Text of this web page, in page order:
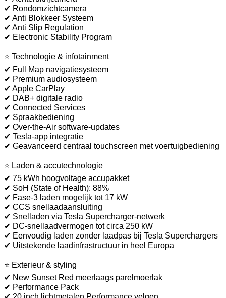
✔ Rondomzichtcamera
✔ Anti Blokkeer Systeem
✔ Anti Slip Regulation
✔ Electronic Stability Program
⭐ Technologie & infotainment
✔ Full Map navigatiesysteem
✔ Premium audiosysteem
✔ Apple CarPlay
✔ DAB+ digitale radio
✔ Connected Services
✔ Spraakbediening
✔ Over-the-Air software-updates
✔ Tesla-app integratie
✔ Geavanceerd centraal touchscreen met voertuigbediening
⭐ Laden & accutechnologie
✔ 75 kWh hoogvoltage accupakket
✔ SoH (State of Health): 88%
✔ Fase-3 laden mogelijk tot 17 kW
✔ CCS snellaadaansluiting
✔ Snelladen via Tesla Supercharger-netwerk
✔ DC-snellaadvermogen tot circa 250 kW
✔ Eenvoudig laden zonder laadpas bij Tesla Superchargers
✔ Uitstekende laadinfrastructuur in heel Europa
⭐ Exterieur & styling
✔ New Sunset Red meerlaags parelmoerlak
✔ Performance Pack